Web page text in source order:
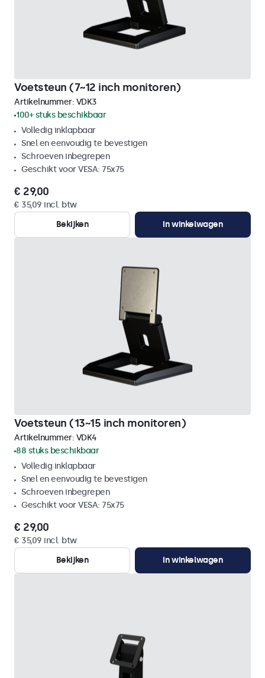
Voetsteun (7~12 inch monitoren)
Artikelnummer: VDK3
100+ stuks beschikbaar
Volledig inklapbaar
Snel en eenvoudig te bevestigen
Schroeven inbegrepen
Geschikt voor VESA: 75x75
€ 29,00
€ 35,09 incl. btw
Bekijken
In winkelwagen
Voetsteun (13~15 inch monitoren)
Artikelnummer: VDK4
88 stuks beschikbaar
Volledig inklapbaar
Snel en eenvoudig te bevestigen
Schroeven inbegrepen
Geschikt voor VESA: 75x75
€ 29,00
€ 35,09 incl. btw
Bekijken
In winkelwagen